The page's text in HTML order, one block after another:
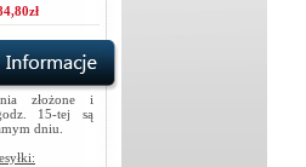
złożone i
15-tej są
dniu.